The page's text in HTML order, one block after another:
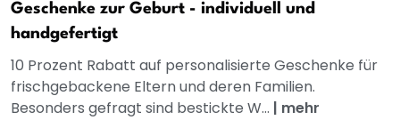
Geschenke zur Geburt - individuell und
handgefertigt
10 Prozent Rabatt auf personalisierte Geschenke für
frischgebackene Eltern und deren Familien.
Besonders gefragt sind bestickte W... | mehr